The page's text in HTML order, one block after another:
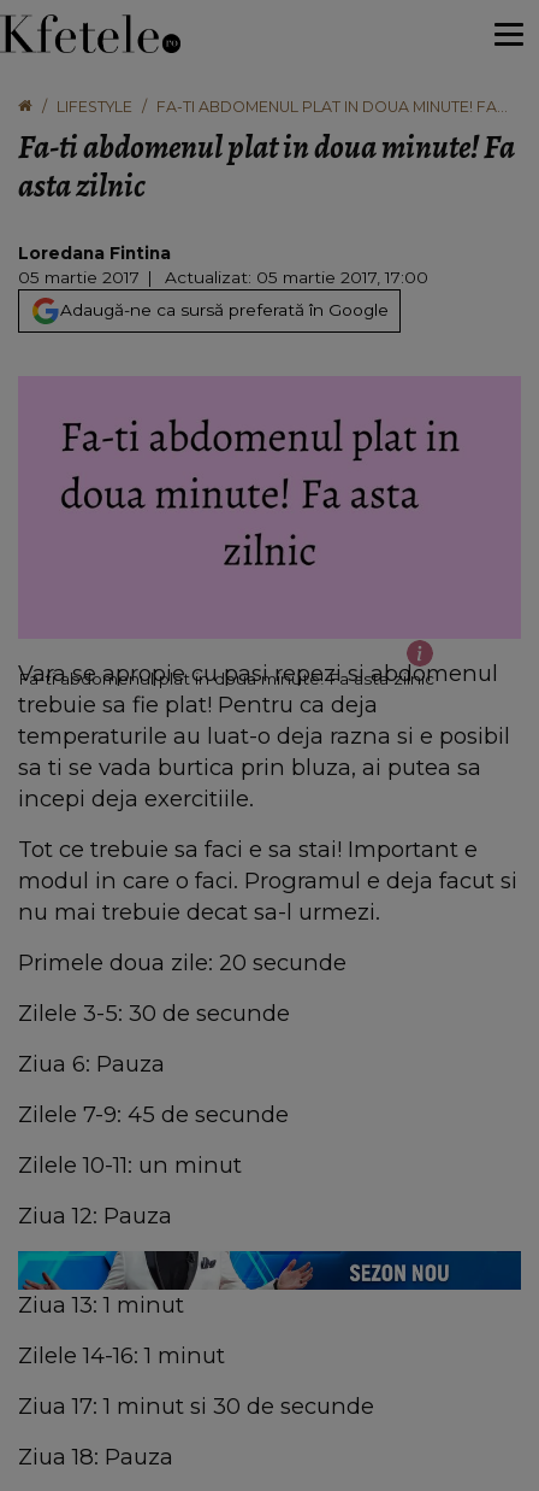
LIFESTYLE
FA-TI ABDOMENUL PLAT IN DOUA MINUTE! FA
Fa-ti abdomenul plat in doua minute! Fa
asta zilnic
Loredana Fintina
05 martie 2017
Actualizat: 05 martie 2017, 17:00
Adaugă-ne ca sursă preferată în Google
Fa-ti abdomenul plat in doua minute! Fa asta zilnic
Vara se apropie cu pasi repezi si abdomenul
trebuie sa fie plat! Pentru ca deja
temperaturile au luat-o deja razna si e posibil
sa ti se vada burtica prin bluza, ai putea sa
incepi deja exercitiile.
Tot ce trebuie sa faci e sa stai! Important e
modul in care o faci. Programul e deja facut si
nu mai trebuie decat sa-l urmezi.
Primele doua zile: 20 secunde
Zilele 3-5: 30 de secunde
Ziua 6: Pauza
Zilele 7-9: 45 de secunde
Zilele 10-11: un minut
Ziua 12: Pauza
Ziua 13: 1 minut
Zilele 14-16: 1 minut
Ziua 17: 1 minut si 30 de secunde
Ziua 18: Pauza